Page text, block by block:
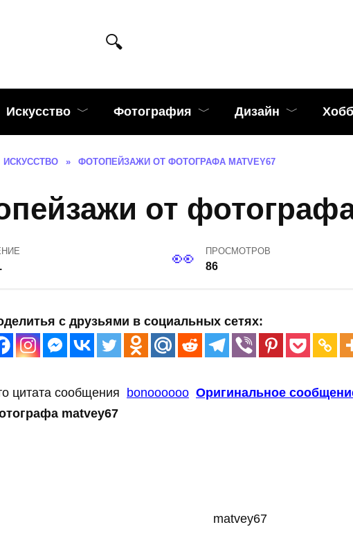
Искусство Фотография Дизайн
ИСКУССТВО » ФОТОПЕЙЗАЖИ ОТ ФОТОГРАФА MATVEY67
от
ПРОСМОТРОВ
86
с друзьями в социальных сетях:
цитата сообщения bonoooooo Оригинальное
matvey67
matvey67